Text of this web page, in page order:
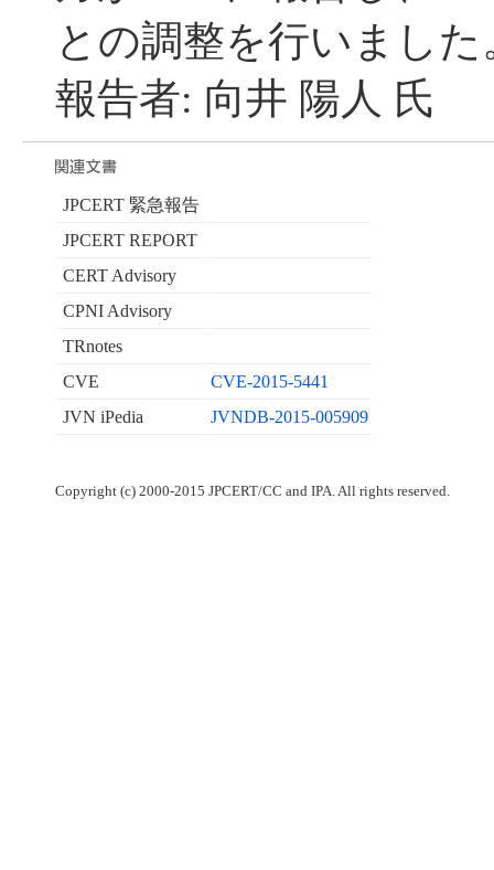
との調整を行いました
報告者: 向井 陽人 氏
JPCERT 緊急報告
JPCERT REPORT
CERT Advisory
CPNI Advisory
TRnotes
CVE
CVE-2015-5441
JVN iPedia
JVNDB-2015-005909
Copyright (c) 2000-2015 JPCERT/CC and IPA. All rights reserved.